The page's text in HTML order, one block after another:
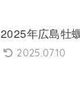
2025年広島牡
2025.07.10